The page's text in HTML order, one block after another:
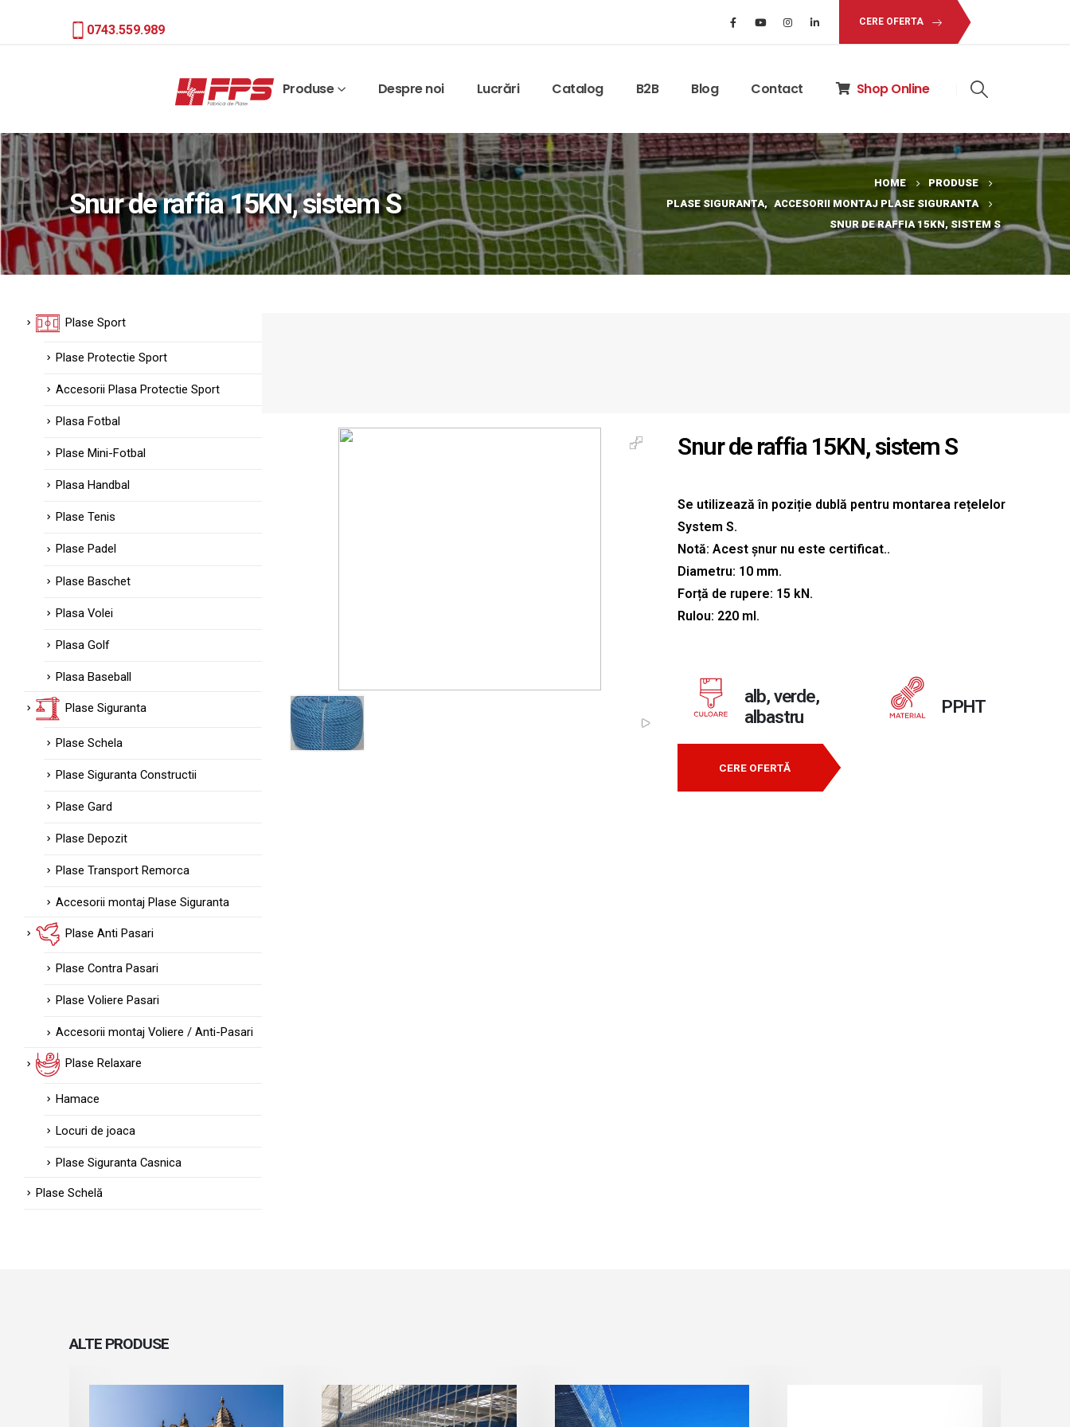
0743.559.989
CERE OFERTA
Produse Despre noi Lucrări Catalog B2B Blog Contact Shop Online
Snur de raffia 15KN, sistem S
HOME
PRODUSE
PLASE SIGURANTA, ACCESORII MONTAJ PLASE SIGURANTA
SNUR DE RAFFIA 15KN, SISTEM S
Snur de raffia 15KN, sistem S
Se utilizează în poziție dublă pentru montarea rețelelor
System S.
Notă: Acest șnur nu este certificat..
Diametru: 10 mm.
Forță de rupere: 15 kN.
Rulou: 220 ml.
alb, verde,
albastru
PPHT
CERE OFERTĂ
Plase Sport
Plase Protectie Sport
Accesorii Plasa Protectie Sport
Plasa Fotbal
Plase Mini-Fotbal
Plasa Handbal
Plase Tenis
Plase Padel
Plase Baschet
Plasa Volei
Plasa Golf
Plasa Baseball
Plase Siguranta
Plase Schela
Plase Siguranta Constructii
Plase Gard
Plase Depozit
Plase Transport Remorca
Accesorii montaj Plase Siguranta
Plase Anti Pasari
Plase Contra Pasari
Plase Voliere Pasari
Accesorii montaj Voliere / Anti-Pasari
Plase Relaxare
Hamace
Locuri de joaca
Plase Siguranta Casnica
Plase Schelă
ALTE PRODUSE